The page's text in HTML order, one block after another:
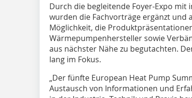
Durch die begleitende Foyer-Expo
wurden die Fachvorträge ergänzt und
Möglichkeit, die
Wärmepumpenhersteller sowie
aus nächster Nähe zu begutachten.
lang im Fokus.
„Der fünfte European Heat Pump
Austausch von Informationen und